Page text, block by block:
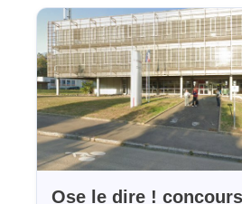
Ose le dire !